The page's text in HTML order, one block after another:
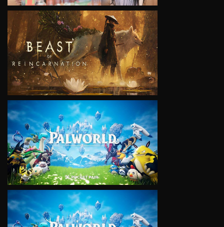
VIEW
VIEW